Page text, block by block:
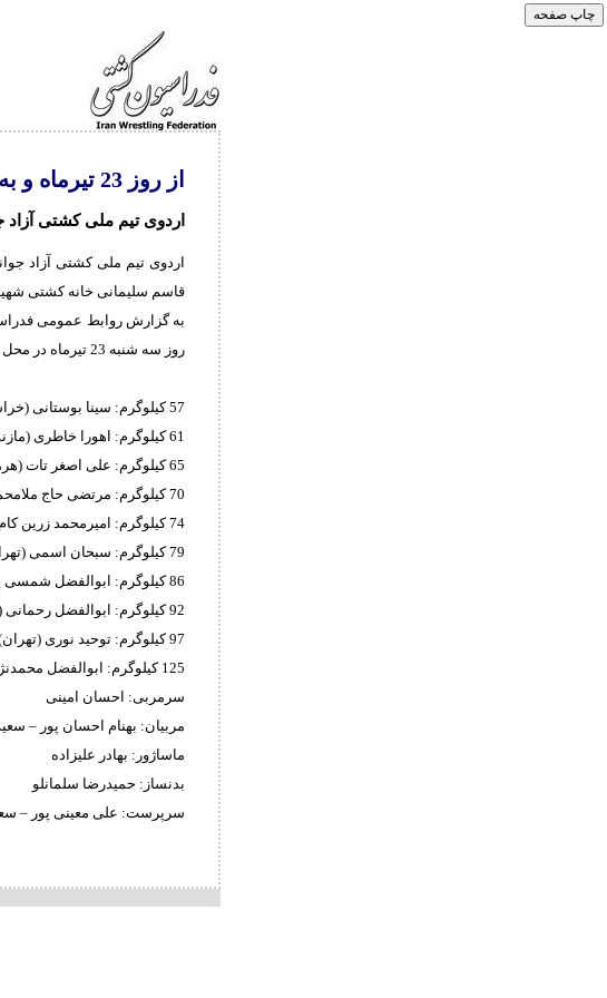
از روز 23 تیرماه و به میزبانی کمپ تیم های ملی؛
اردوی تیم ملی کشتی آزاد
قاسم سلیمانی خانه کشتی
روز سه شنبه 23 تیرماه در محل تمرینات حضور داشته باشند، به شرح زیر است:
57 کیلوگرم: سینا بوستانی (خراسان رضوی)
61 کیلوگرم: اهورا خاطری (مازندران) علی اصغر سلطانی (مازندران)
65 کیلوگرم: علی اصغر تات (هرمزگان) ابوالفضل بخشوده(مازندران)
70 کیلوگرم: مرتضی حاج ملامحمدی (البرز) ماهان کاووسی (مازندران)
74 کیلوگرم: امیرمحمد زرین کام (تهران) محمدمهدی ممیوند (لرستان)
79 کیلوگرم: سبحان اسمی (تهران) ابوالفضل حسینی (مازندران)
86 کیلوگرم: ابوالفضل شمسی پور (تهران)
92 کیلوگرم: ابوالفضل رحمانی (مازندران)
97 کیلوگرم: توحید نوری (تهران) امیررضا علیپور (خراسان رضوی)
125 کیلوگرم: ابوالفضل محمدنژاد (تهران) پوریا یعقوبی (مازندران)
سرمربی: احسان امینی
مربیان: بهنام احسان پور –
ماساژور: بهادر علیزاده
بدنساز: حمیدرضا سلمانلو
سرپرست: علی معینی پور –